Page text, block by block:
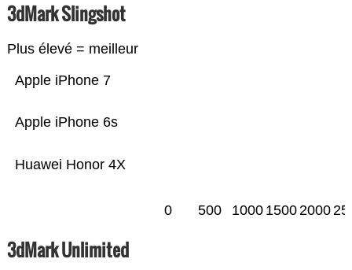
3dMark Slingshot
Plus élevé = meilleur
Huawei Honor 4X
Apple iPhone 6s
Apple iPhone 7
0 500 1000 15002000
3dMark Unlimited